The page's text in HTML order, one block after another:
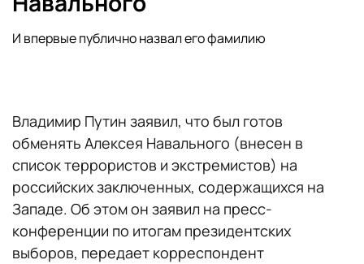
И впервые публично назвал его фамилию
Владимир Путин заявил, что был готов
обменять Алексея Навального (внесен в
список террористов и экстремистов) на
российских заключенных, содержащихся на
Западе. Об этом он заявил на пресс-
конференции по итогам президентских
выборов, передает корреспондент